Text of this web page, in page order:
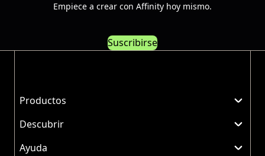
Empiece a crear con Affinity hoy mismo.
Suscribirse
Productos
Descubrir
Ayuda